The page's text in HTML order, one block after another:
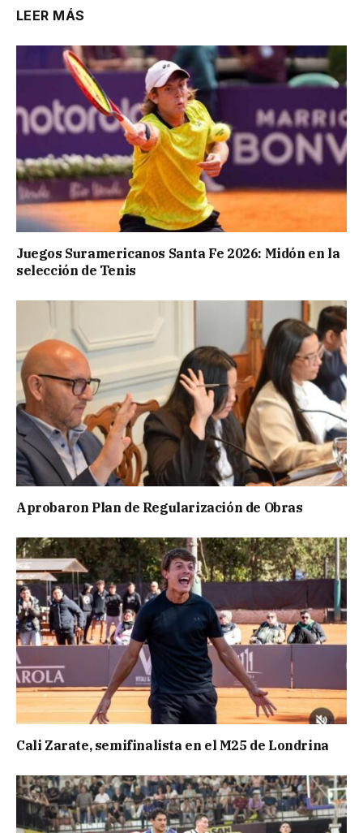
LEER MÁS
Juegos Suramericanos Santa Fe 2026: Midón en la
selección de Tenis
Aprobaron Plan de Regularización de Obras
Cali Zarate, semifinalista en el M25 de Londrina